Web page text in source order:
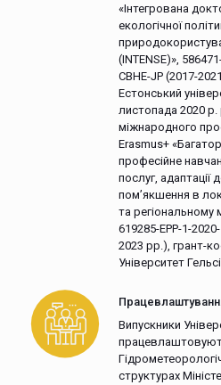
«Інтегрована
екологічної
(INTENSE)»,
CBHE-JP (2017-
Естонський
листопада 2020
міжнародного
Erasmus+
професійне
послуг, адаптації
пом’якшення в
та регіональному
619285-EPP-1-
2023 рр.), грант-
Університет
Випускники
структурах